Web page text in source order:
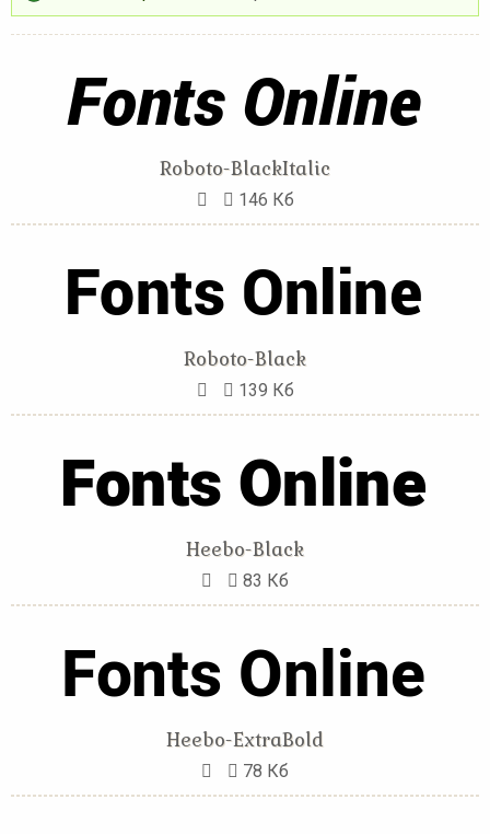
Roboto-BlackItalic
146 Кб
Roboto-Black
139 Кб
Heebo-Black
83 Кб
Heebo-ExtraBold
78 Кб